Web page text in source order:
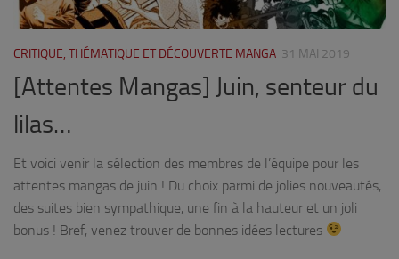
CRITIQUE, THÉMATIQUE ET DÉCOUVERTE MANGA 31 MAI 2019
[Attentes Mangas] Juin, senteur du
lilas…
Et voici venir la sélection des membres de l’équipe pour les
attentes mangas de juin ! Du choix parmi de jolies nouveautés,
des suites bien sympathique, une fin à la hauteur et un joli
bonus ! Bref, venez trouver de bonnes idées lectures